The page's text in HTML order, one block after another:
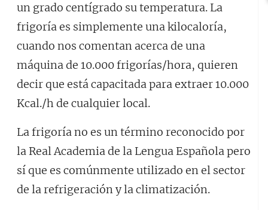
un grado centígrado su temperatura. La
frigoría es simplemente una kilocaloría,
cuando nos comentan acerca de una
máquina de 10.000 frigorías/hora, quieren
decir que está capacitada para extraer 10.000
Kcal./h de cualquier local.
La frigoría no es un término reconocido por
la Real Academia de la Lengua Española pero
sí que es comúnmente utilizado en el sector
de la refrigeración y la climatización.